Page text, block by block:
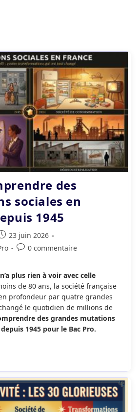
des
sociales en
1945
:
23 juin 2026
Commentaires
publication :
0 commentaire
plus rien à voir avec celle
de 80 ans, la société française
profondeur par quatre grandes
le quotidien de millions de
des grandes mutations
1945 pour le Bac Pro.